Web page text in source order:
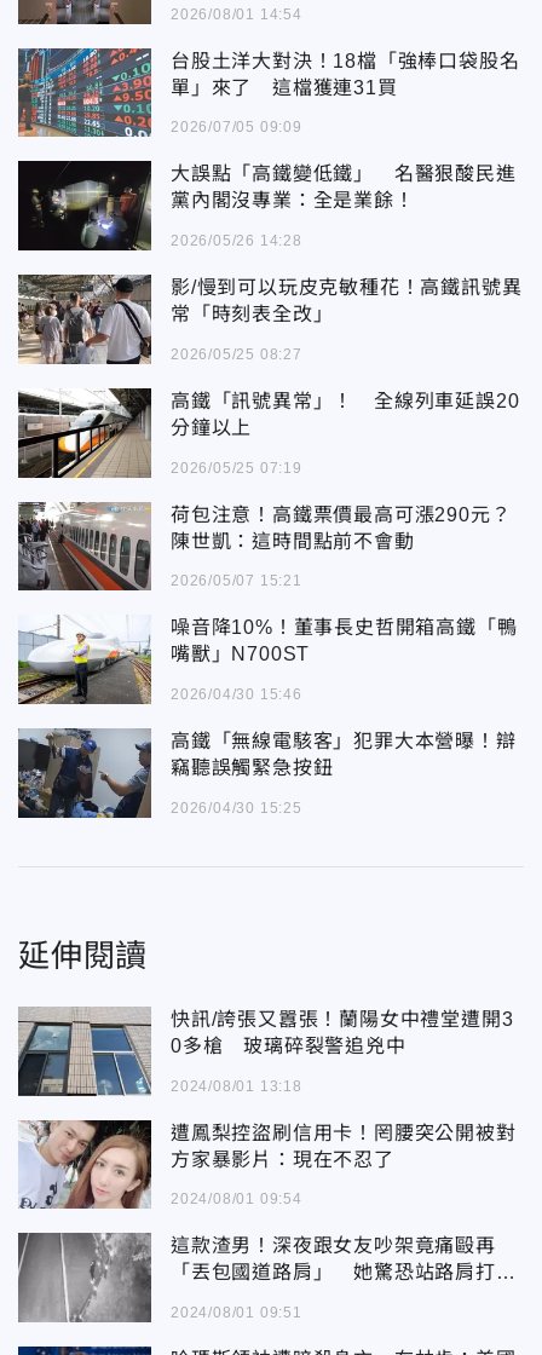
2026/08/01 14:54
台股土洋大對決！18檔「強棒口袋股名
單」來了 這檔獲連31買
2026/07/05 09:09
大誤點「高鐵變低鐵」 名醫狠酸民進
黨內閣沒專業：全是業餘！
2026/05/26 14:28
影/慢到可以玩皮克敏種花！高鐵訊號異
常「時刻表全改」
2026/05/25 08:27
高鐵「訊號異常」！ 全線列車延誤20
分鐘以上
2026/05/25 07:19
荷包注意！高鐵票價最高可漲290元？
陳世凱：這時間點前不會動
2026/05/07 15:21
噪音降10%！董事長史哲開箱高鐵「鴨
嘴獸」N700ST
2026/04/30 15:46
高鐵「無線電駭客」犯罪大本營曝！辯
竊聽誤觸緊急按鈕
2026/04/30 15:25
延伸閱讀
快訊/誇張又囂張！蘭陽女中禮堂遭開3
0多槍 玻璃碎裂警追兇中
2024/08/01 13:18
遭鳳梨控盜刷信用卡！罔腰突公開被對
方家暴影片：現在不忍了
2024/08/01 09:54
這款渣男！深夜跟女友吵架竟痛毆再
「丟包國道路肩」 她驚恐站路肩打11
2024/08/01 09:51